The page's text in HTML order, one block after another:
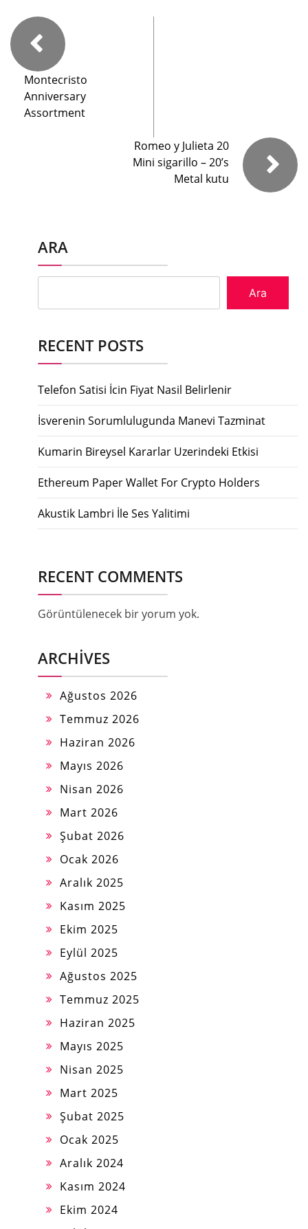
Montecristo
Anniversary
Assortment
Romeo y Julieta 20
Mini sigarillo – 20’s
Metal kutu
ARA
Ara
RECENT POSTS
Telefon Satisi İcin Fiyat Nasil Belirlenir
İsverenin Sorumlulugunda Manevi Tazminat
Kumarin Bireysel Kararlar Uzerindeki Etkisi
Ethereum Paper Wallet For Crypto Holders
Akustik Lambri İle Ses Yalitimi
RECENT COMMENTS
Görüntülenecek bir yorum yok.
ARCHIVES
Ağustos 2026
Temmuz 2026
Haziran 2026
Mayıs 2026
Nisan 2026
Mart 2026
Şubat 2026
Ocak 2026
Aralık 2025
Kasım 2025
Ekim 2025
Eylül 2025
Ağustos 2025
Temmuz 2025
Haziran 2025
Mayıs 2025
Nisan 2025
Mart 2025
Şubat 2025
Ocak 2025
Aralık 2024
Kasım 2024
Ekim 2024